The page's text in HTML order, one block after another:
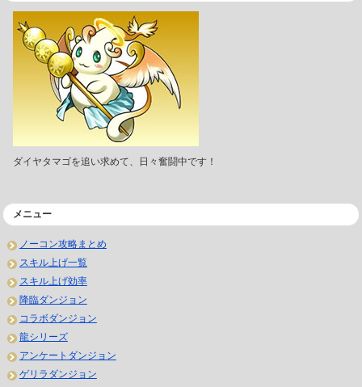
ダイヤタマゴを追い求めて、日々奮闘中です！
メニュー
ノーコン攻略まとめ
スキル上げ一覧
スキル上げ効率
降臨ダンジョン
コラボダンジョン
龍シリーズ
アンケートダンジョン
ゲリラダンジョン